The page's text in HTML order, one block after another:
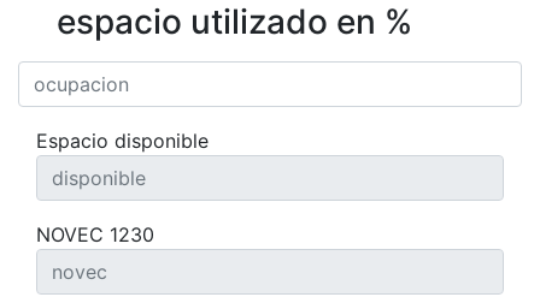
espacio utilizado en %
Espacio disponible
NOVEC 1230